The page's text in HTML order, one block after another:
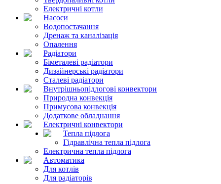
Електричні котли
Насоси
Водопостачання
Дренаж та каналізація
Опалення
Радіатори
Біметалеві радіатори
Дизайнерські радіатори
Сталеві радіатори
Внутрішньопідлогові конвектори
Природна конвекція
Примусова конвекція
Додаткове обладнання
Електричні конвектори
Тепла підлога
Гідравлічна тепла підлога
Електрична тепла підлога
Автоматика
Для котлів
Для радіаторів